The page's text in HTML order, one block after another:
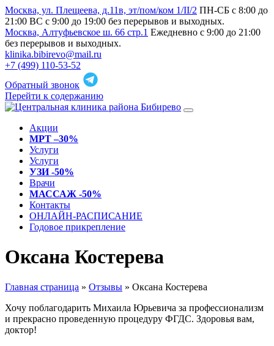
Москва, ул. Плещеева, д.11в, эт/пом/ком 1/II/2 ПН-СБ с 8:00 до
21:00 ВС с 9:00 до 19:00 без перерывов и выходных.
Москва, Алтуфьевское ш. 66 стр.1 Ежедневно с 9:00 до 21:00
без перерывов и выходных.
klinika.bibirevo@mail.ru
+7 (499) 110-53-52
Обратный звонок
Перейти к содержанию
Акции
МРТ –30%
Услуги
Услуги
УЗИ -50%
Врачи
МАССАЖ -50%
Контакты
ОНЛАЙН-РАСПИСАНИЕ
Годовое прикрепление
Оксана Костерева
Главная страница » Отзывы » Оксана Костерева
Хочу поблагодарить Михаила Юрьевича за профессионализм
и прекрасно проведенную процедуру ФГДС. Здоровья вам,
доктор!